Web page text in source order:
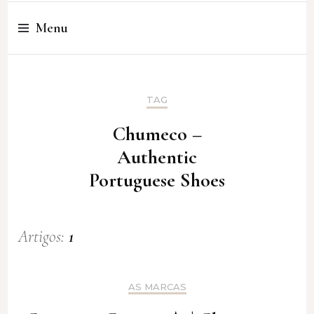
Cristina Amaro
Menu
TAG
Chumeco –
Authentic
Portuguese Shoes
Artigos:1
AS MARCAS